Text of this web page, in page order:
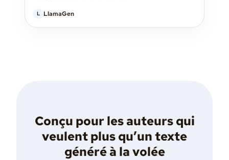
L LlamaGen
Conçu pour les auteurs qui
veulent plus qu’un texte
généré à la volée